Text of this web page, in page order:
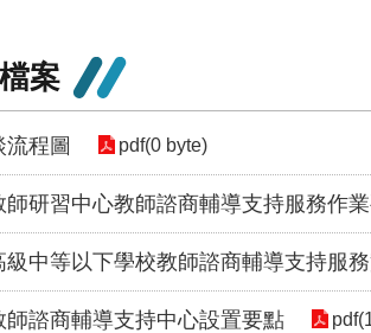
案
程圖 pdf(0 byte)
師研習中心教師諮商輔導支持服務作
級中等以下學校教師諮商輔導支持服
師諮商輔導支持中心設置要點